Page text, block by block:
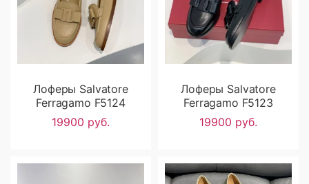
Лоферы Salvatore
Ferragamo F5124
19900 руб.
Лоферы Salvatore
Ferragamo F5123
19900 руб.